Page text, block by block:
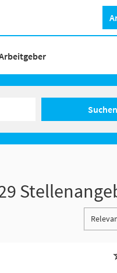
Suchen